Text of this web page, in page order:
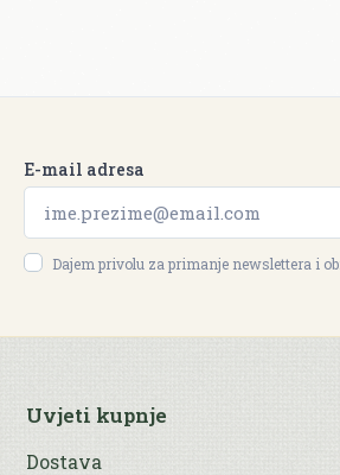
E-mail adresa
Dajem privolu za primanje newslettera i
Uvjeti kupnje
Dostava